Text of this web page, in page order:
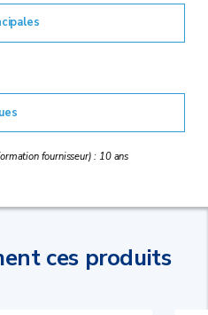
fournisseur) : 10 ans
ces produits